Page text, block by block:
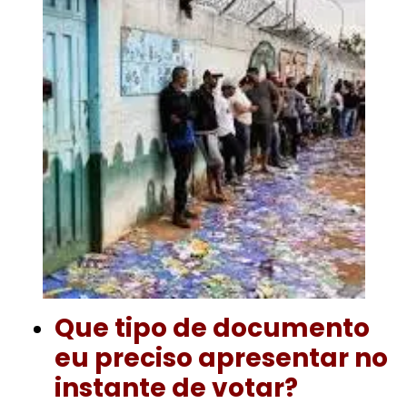
Que tipo de documento
eu preciso apresentar no
instante de votar?